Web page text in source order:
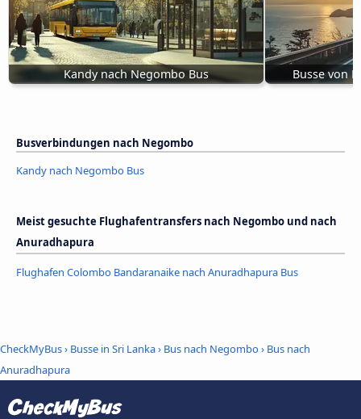
Kandy nach Negombo Bus Busse von
Busverbindungen nach Negombo
Kandy nach Negombo Bus
Meist gesuchte Flughafentransfers nach Negombo und nach
Anuradhapura
Flughafen Colombo Bandaranaike nach Anuradhapura Bus
CheckMyBus› Busse in Sri Lanka› Bus nach Negombo› Bus nach
Anuradhapura